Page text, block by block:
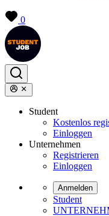
0
Student
Kostenlos
Einloggen
Unternehmen
Registrieren
Einloggen
Anmelden
Student